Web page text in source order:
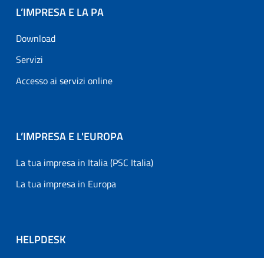
L’IMPRESA E LA PA
Download
Servizi
Accesso ai servizi online
L’IMPRESA E L'EUROPA
La tua impresa in Italia (PSC Italia)
La tua impresa in Europa
HELPDESK